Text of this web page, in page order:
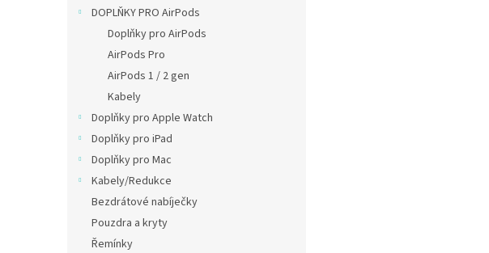
DOPLŇKY PRO AirPods
Doplňky pro AirPods
AirPods Pro
AirPods 1 / 2 gen
Kabely
Doplňky pro Apple Watch
Doplňky pro iPad
Doplňky pro Mac
Kabely/Redukce
Bezdrátové nabíječky
Pouzdra a kryty
Řemínky